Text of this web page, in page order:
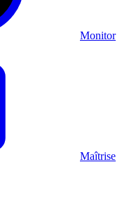
Monitor
Maîtrise